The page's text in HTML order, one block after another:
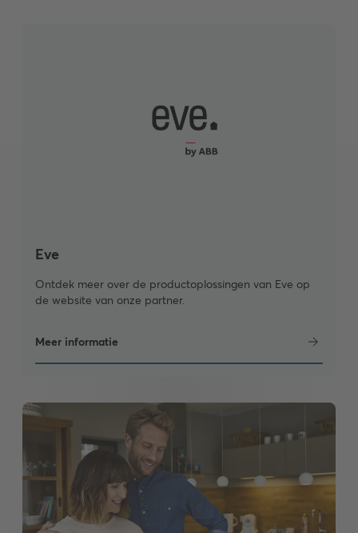
Eve
Ontdek meer over de productoplossingen van Eve op
de website van onze partner.
Meer informatie